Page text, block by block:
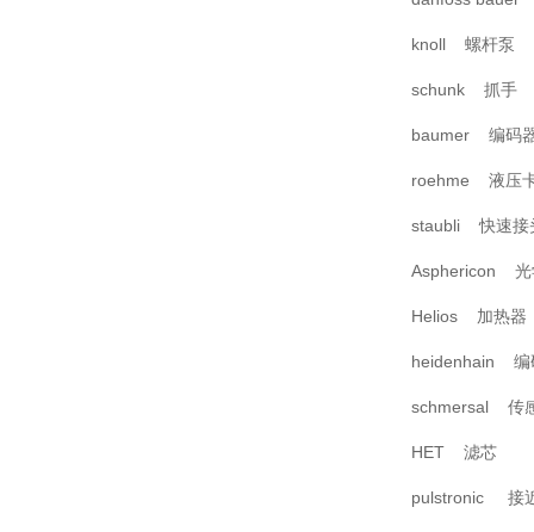
knoll 螺杆泵
schunk 抓手
baumer 编码
roehme 液压
staubli 快速接
Asphericon 光
Helios 加热器
heidenhain 编
schmersal 传
HET 滤芯
pulstronic 接